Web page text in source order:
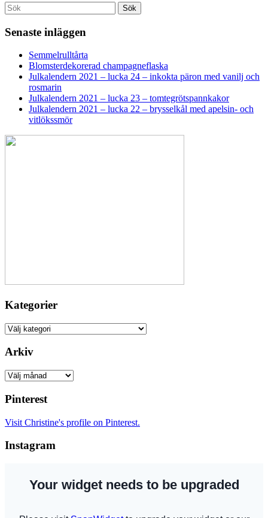
Search
for:
Sök
Senaste inläggen
Semmelrulltårta
Blomsterdekorerad champagneflaska
Julkalendern 2021 – lucka 24 – inkokta päron med vanilj och
rosmarin
Julkalendern 2021 – lucka 23 – tomtegrötspannkakor
Julkalendern 2021 – lucka 22 – brysselkål med apelsin- och
vitlökssmör
Kategorier
Kategorier
Arkiv
Arkiv
Pinterest
Visit Christine's profile on Pinterest.
Instagram